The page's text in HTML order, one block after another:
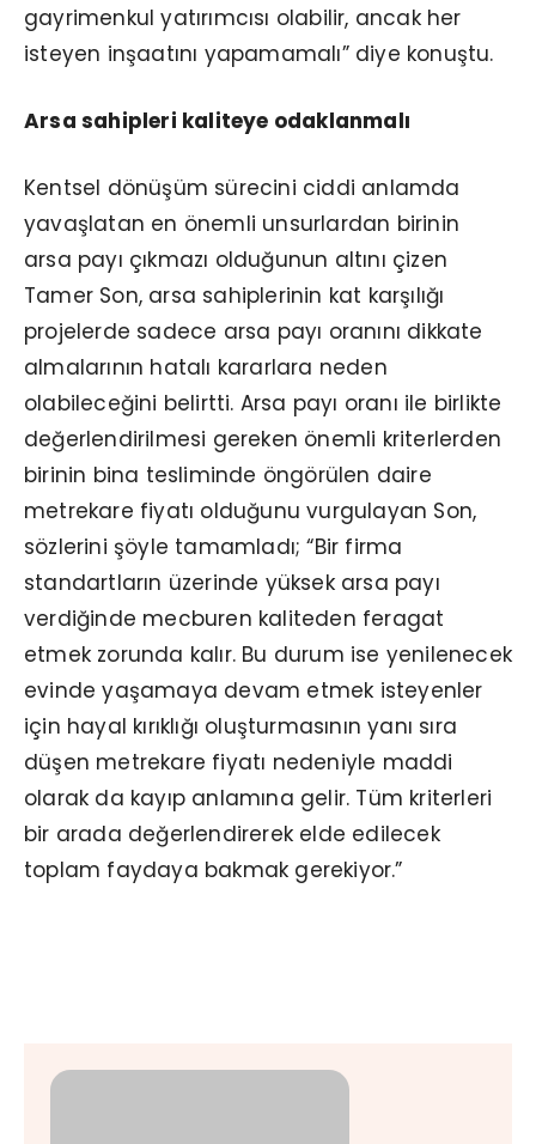
gayrimenkul yatırımcısı olabilir, ancak her
isteyen inşaatını yapamamalı” diye konuştu.
Arsa sahipleri kaliteye odaklanmalı
Kentsel dönüşüm sürecini ciddi anlamda
yavaşlatan en önemli unsurlardan birinin
arsa payı çıkmazı olduğunun altını çizen
Tamer Son, arsa sahiplerinin kat karşılığı
projelerde sadece arsa payı oranını dikkate
almalarının hatalı kararlara neden
olabileceğini belirtti. Arsa payı oranı ile birlikte
değerlendirilmesi gereken önemli kriterlerden
birinin bina tesliminde öngörülen daire
metrekare fiyatı olduğunu vurgulayan Son,
sözlerini şöyle tamamladı; “Bir firma
standartların üzerinde yüksek arsa payı
verdiğinde mecburen kaliteden feragat
etmek zorunda kalır. Bu durum ise yenilenecek
evinde yaşamaya devam etmek isteyenler
için hayal kırıklığı oluşturmasının yanı sıra
düşen metrekare fiyatı nedeniyle maddi
olarak da kayıp anlamına gelir. Tüm kriterleri
bir arada değerlendirerek elde edilecek
toplam faydaya bakmak gerekiyor.”